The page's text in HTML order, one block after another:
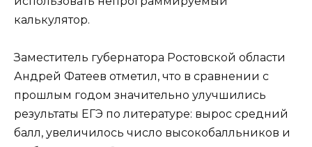
калькулятор.
Заместитель губернатора Ростовской области
Андрей Фатеев отметил, что в сравнении с
прошлым годом значительно улучшились
результаты ЕГЭ по литературе: вырос средний
балл, увеличилось число высокобалльников и